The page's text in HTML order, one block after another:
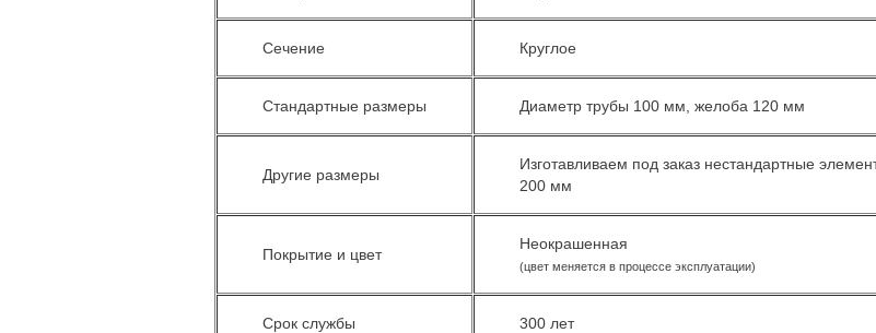
Сечение Круглое
Стандартные размеры Диаметр трубы 100 мм, желоба 120 мм
Другие размеры
Изготавливаем под заказ нестандартные
200 мм
Покрытие и цвет
Неокрашенная
(цвет меняется в процессе эксплуатации)
Срок службы 300 лет